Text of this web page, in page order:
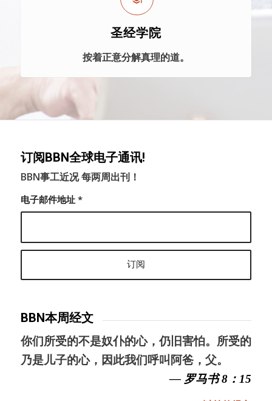
圣经学院
按着正意分解真理的道。
订阅BBN全球电子通讯!
BBN事工近况 每两周出刊！
电子邮件地址 *
BBN本周经文
你们所受的不是奴仆的心，仍旧害怕。所受的
乃是儿子的心，因此我们呼叫阿爸，父。
— 罗马书 8：15